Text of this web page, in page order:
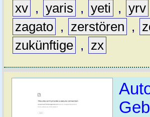
xv , yaris , yeti , yrv
zagato , zerstören ,
zukünftige , zx